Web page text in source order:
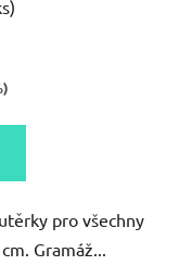
pro všechny
Gramáž...